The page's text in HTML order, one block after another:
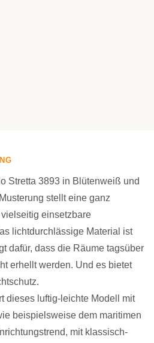
Stretta 3893 in Blütenweiß und
stellt eine ganz
einsetzbare
lichtdurchlässige Material ist
dafür, dass die Räume tagsüber
erhellt werden. Und es bietet
dieses luftig-leichte Modell mit
beispielsweise dem maritimen
mit klassisch-